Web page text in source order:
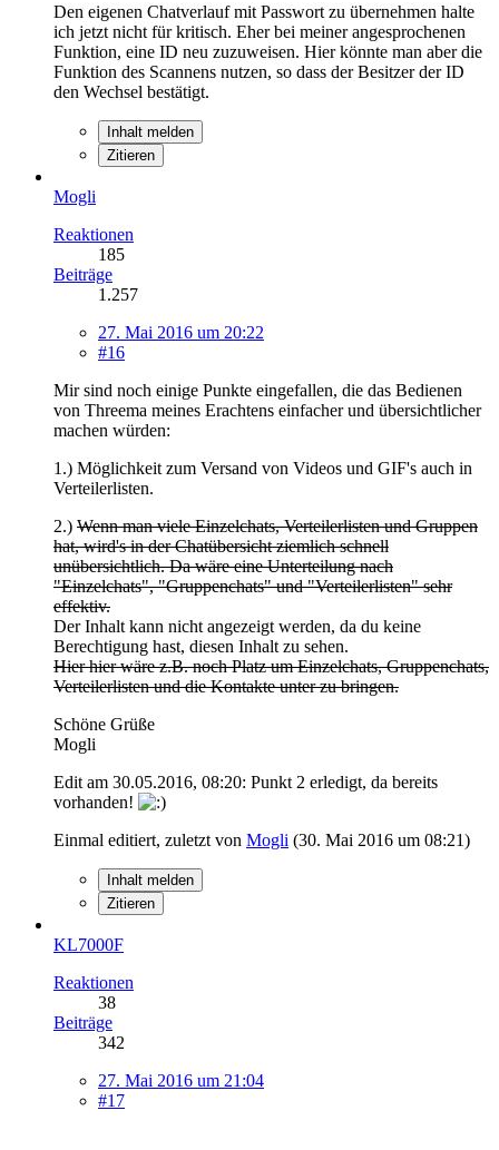
Den eigenen Chatverlauf mit Passwort zu übernehmen halte
ich jetzt nicht für kritisch. Eher bei meiner angesprochenen
Funktion, eine ID neu zuzuweisen. Hier könnte man aber die
Funktion des Scannens nutzen, so dass der Besitzer der ID
den Wechsel bestätigt.
Inhalt melden
Zitieren
Mogli
Reaktionen
185
Beiträge
1.257
27. Mai 2016 um 20:22
#16
Mir sind noch einige Punkte eingefallen, die das Bedienen
von Threema meines Erachtens einfacher und übersichtlicher
machen würden:
1.) Möglichkeit zum Versand von Videos und GIF's auch in
Verteilerlisten.
2.) Wenn man viele Einzelchats, Verteilerlisten und Gruppen
hat, wird's in der Chatübersicht ziemlich schnell
unübersichtlich. Da wäre eine Unterteilung nach
"Einzelchats", "Gruppenchats" und "Verteilerlisten" sehr
effektiv.
Der Inhalt kann nicht angezeigt werden, da du keine
Berechtigung hast, diesen Inhalt zu sehen.
Hier hier wäre z.B. noch Platz um Einzelchats, Gruppenchats,
Verteilerlisten und die Kontakte unter zu bringen.
Schöne Grüße
Mogli
Edit am 30.05.2016, 08:20: Punkt 2 erledigt, da bereits
vorhanden!
Einmal editiert, zuletzt von Mogli (30. Mai 2016 um 08:21)
Inhalt melden
Zitieren
KL7000F
Reaktionen
38
Beiträge
342
27. Mai 2016 um 21:04
#17